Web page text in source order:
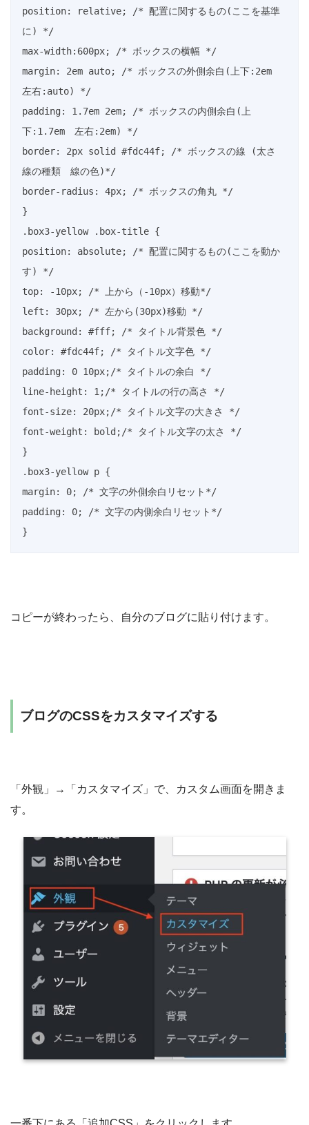
position: relative; /* 配置に関するもの(ここを基準
に) */
max-width:600px; /* ボックスの横幅 */
margin: 2em auto; /* ボックスの外側余白(上下:2em
左右:auto) */
padding: 1.7em 2em; /* ボックスの内側余白(上
下:1.7em　左右:2em) */
border: 2px solid #fdc44f; /* ボックスの線 (太さ
線の種類　線の色)*/
border-radius: 4px; /* ボックスの角丸 */
}
.box3-yellow .box-title {
position: absolute; /* 配置に関するもの(ここを動か
す) */
top: -10px; /* 上から（-10px）移動*/
left: 30px; /* 左から(30px)移動 */
background: #fff; /* タイトル背景色 */
color: #fdc44f; /* タイトル文字色 */
padding: 0 10px;/* タイトルの余白 */
line-height: 1;/* タイトルの行の高さ */
font-size: 20px;/* タイトル文字の大きさ */
font-weight: bold;/* タイトル文字の太さ */
}
.box3-yellow p {
margin: 0; /* 文字の外側余白リセット*/
padding: 0; /* 文字の内側余白リセット*/
}
コピーが終わったら、自分のブログに貼り付けます。
ブログのCSSをカスタマイズする
「外観」→「カスタマイズ」で、カスタム画面を開きま
す。